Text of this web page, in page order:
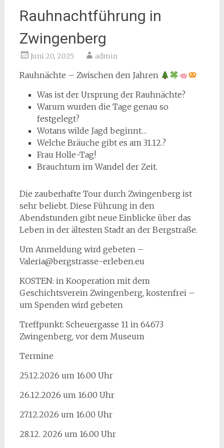
Rauhnachtführung in
Zwingenberg
Juni 20, 2025 admin
Rauhnächte – Zwischen den Jahren
Was ist der Ursprung der Rauhnächte?
Warum wurden die Tage genau so
festgelegt?
Wotans wilde Jagd beginnt…
Welche Bräuche gibt es am 31.12.?
Frau Holle-Tag!
Brauchtum im Wandel der Zeit.
Die zauberhafte Tour durch Zwingenberg ist
sehr beliebt. Diese Führung in den
Abendstunden gibt neue Einblicke über das
Leben in der ältesten Stadt an der Bergstraße.
Um Anmeldung wird gebeten –
Valeria@bergstrasse-erleben.eu
KOSTEN: in Kooperation mit dem
Geschichtsverein Zwingenberg, kostenfrei –
um Spenden wird gebeten
Treffpunkt: Scheuergasse 11 in 64673
Zwingenberg, vor dem Museum
Termine
25.12.2026 um 16.00 Uhr
26.12.2026 um 16.00 Uhr
27.12.2026 um 16.00 Uhr
28.12. 2026 um 16.00 Uhr